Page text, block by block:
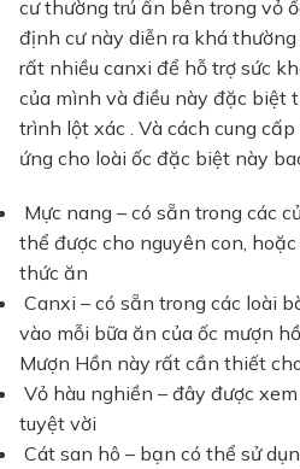
cư thường trú ẩn bên trong vỏ
định cư này diễn ra khá
rất nhiều canxi để hỗ trợ sức
của mình và điều này đặc biệt
trình lột xác . Và cách cung
ứng cho loài ốc đặc biệt này
Mực nang – có sẵn trong các
thể được cho nguyên con,
thức ăn
Canxi – có sẵn trong các loài
vào mỗi bữa ăn của ốc mượn
Mượn Hồn này rất cần thiết
Vỏ hàu nghiền – đây được
tuyệt vời
Cát san hô – bạn có thể sử